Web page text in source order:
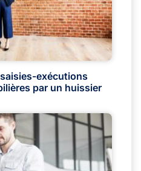
exécutions
par un huissier